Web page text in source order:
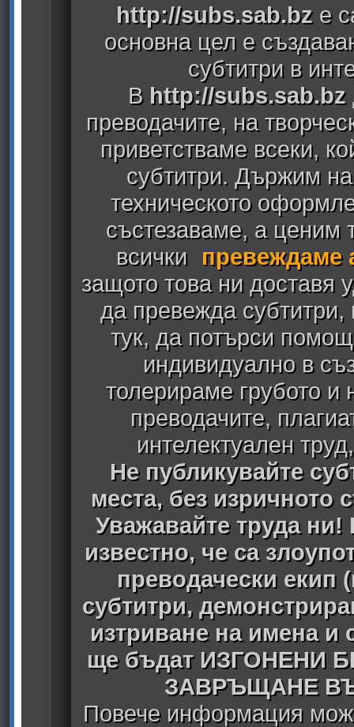
http://subs.sab.bz е
основна цел е
субтитри в
В http://subs.sab.bz
преводачите, на
приветстваме всеки,
субтитри. Държим
техническото
състезаваме, а ценим
всички
превеждаме
защото това ни доставя
да превежда
тук, да потърси
индивидуално в
толерираме грубото
преводачите,
интелектуален
Не публикувайте
места, без изричното
Уважавайте труда ни!
известно, че са
преводачески екип
субтитри,
изтриване на имена
ще бъдат ИЗГОНЕНИ
ЗАВРЪЩАНЕ
Повече информация